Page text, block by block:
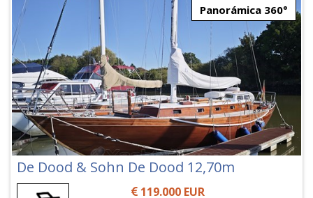
Panorámica 360°
De Dood & Sohn De Dood 12,70m
119.000 EUR